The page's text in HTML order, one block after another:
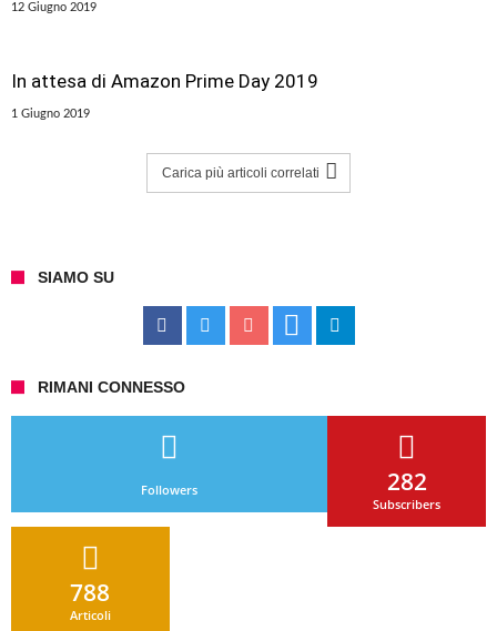
12 Giugno 2019
In attesa di Amazon Prime Day 2019
1 Giugno 2019
Carica più articoli correlati
SIAMO SU
RIMANI CONNESSO
Followers 282
Subscribers
788
Articoli